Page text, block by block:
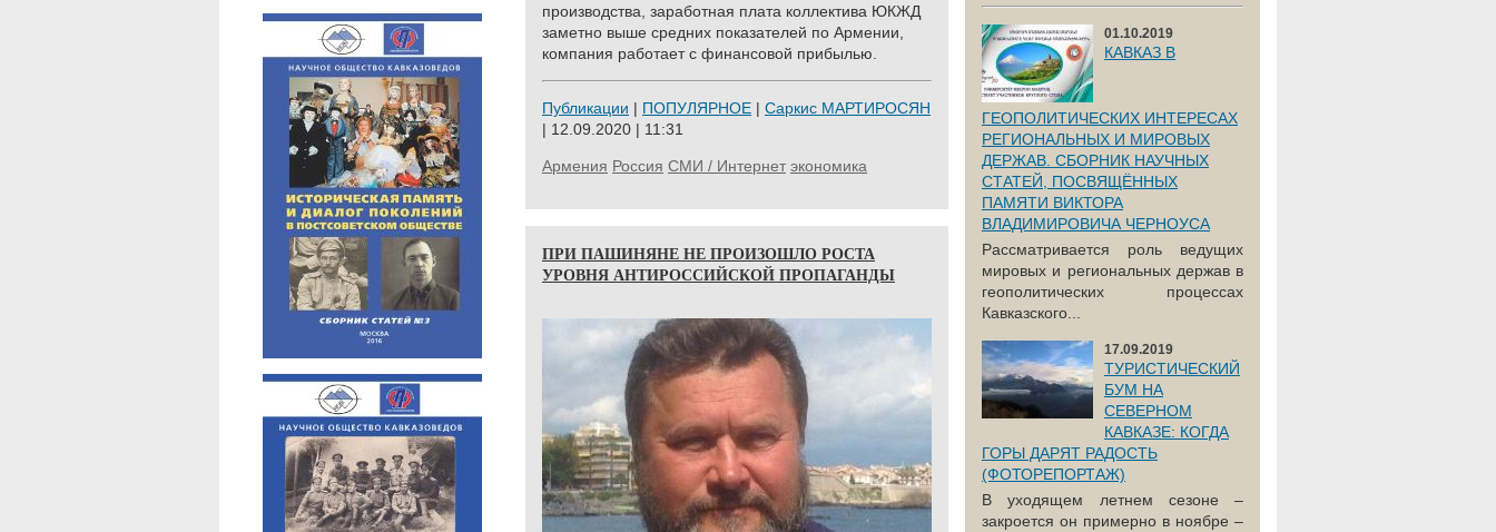
производства, заработная плата коллектива ЮКЖД
заметно выше средних показателей по Армении,
компания работает с финансовой прибылью.
Публикации | ПОПУЛЯРНОЕ | Саркис МАРТИРОСЯН
| 12.09.2020 | 11:31
Армения Россия СМИ / Интернет экономика
ПРИ ПАШИНЯНЕ НЕ ПРОИЗОШЛО РОСТА
УРОВНЯ АНТИРОССИЙСКОЙ ПРОПАГАНДЫ
01.10.2019
КАВКАЗ В
ГЕОПОЛИТИЧЕСКИХ ИНТЕРЕСАХ
РЕГИОНАЛЬНЫХ И МИРОВЫХ
ДЕРЖАВ. СБОРНИК НАУЧНЫХ
СТАТЕЙ, ПОСВЯЩЁННЫХ
ПАМЯТИ ВИКТОРА
ВЛАДИМИРОВИЧА ЧЕРНОУСА
Рассматривается роль ведущих
мировых и региональных держав в
геополитических процессах
Кавказского...
17.09.2019
ТУРИСТИЧЕСКИЙ
БУМ НА
СЕВЕРНОМ
КАВКАЗЕ: КОГДА
ГОРЫ ДАРЯТ РАДОСТЬ
(ФОТОРЕПОРТАЖ)
В уходящем летнем сезоне –
закроется он примерно в ноябре –